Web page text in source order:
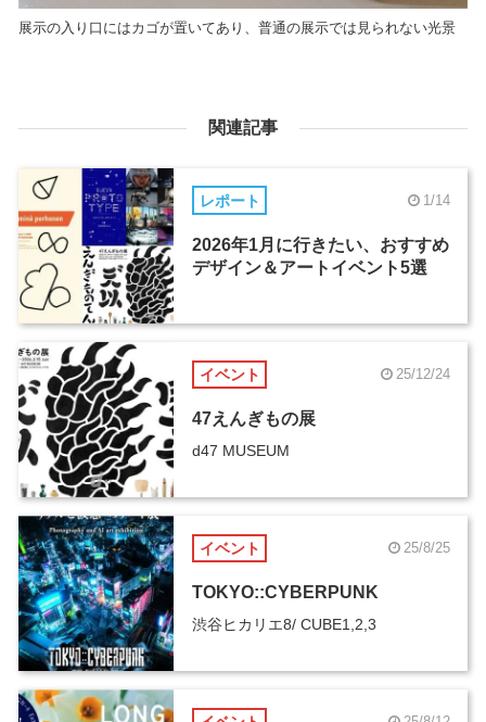
展示の入り口にはカゴが置いてあり、普通の展示では見られない光景
関連記事
レポート 1/14
2026年1月に行きたい、おすすめ
デザイン＆アートイベント5選
イベント 25/12/24
47えんぎもの展
d47 MUSEUM
イベント 25/8/25
TOKYO::CYBERPUNK
渋谷ヒカリエ8/ CUBE1,2,3